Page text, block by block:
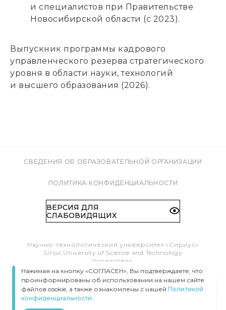
и специалистов при Правительстве
Новосибирской области (с 2023).
Выпускник программы кадрового
управленческого резерва стратегического
уровня в области науки, технологий
и высшего образования (2026).
СВЕДЕНИЯ ОБ ОБРАЗОВАТЕЛЬНОЙ ОРГАНИЗАЦИИ
ПОЛИТИКА КОНФИДЕНЦИАЛЬНОСТИ
ВЕРСИЯ ДЛЯ
СЛАБОВИДЯЩИХ
Научно-технологический университет «Сириус»
Sirius University of Science and Technology
Учредитель:
Образовательный Фонд «Талант и успех»
Федеральная территория «Сириус»,
Тел.:8 (800) 100 41 55
info@siriusuniversity.ru
Нажимая на кнопку «СОГЛАСЕН», Вы подтверждаете, что
проинформированы об использовании на нашем сайте
файлов cookie, а также ознакомлены с нашей Политикой
конфиденциальности.